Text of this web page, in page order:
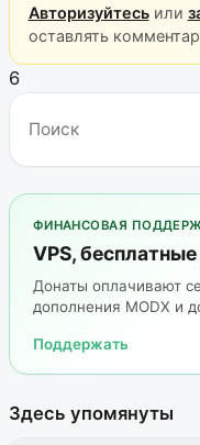
Авторизуйтесьили
оставлять
6
ФИНАНСОВАЯ
VPS,
Донаты оплачивают
дополнения MODX и
Поддержать
Здесь упомянуты